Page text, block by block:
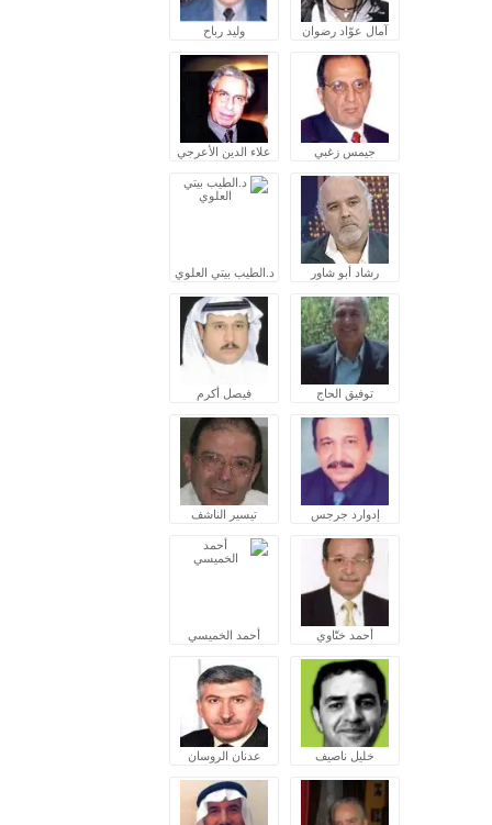
آمال عوّاد رضوان وليد رباح
جيمس زغبي علاء الدين الأعرجي
رشاد أبو شاور د.الطيب بيتي العلوي
توفيق الحاج فيصل أكرم
إدوارد جرجس تيسير الناشف
أحمد ختّاوي أحمد الخميسي
خليل ناصيف عدنان الروسان